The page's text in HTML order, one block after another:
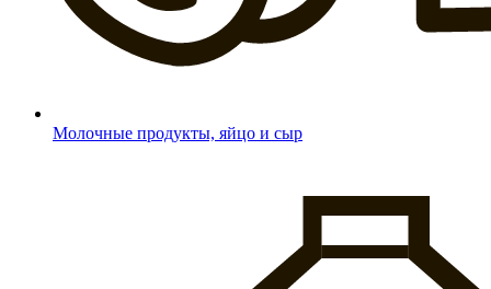
Молочные продукты, яйцо и сыр